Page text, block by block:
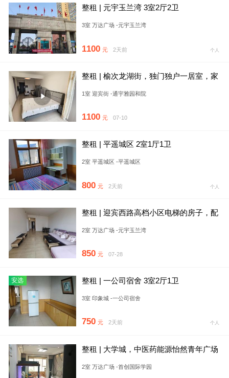
整租 | 元宇玉兰湾 3室2厅2卫
3室 万达广场 -元宇玉兰湾
1100 元 2天前 个人
整租 | 榆次龙湖街，独门独户一居室，家
1室 迎宾街 -通宇雅园和院
1100 元 07-10
整租 | 平遥城区 2室1厅1卫
2室 平遥城区 -平遥城区
800 元 2天前 个人
整租 | 迎宾西路高档小区电梯的房子，配
2室 万达广场 -元宇玉兰湾
850 元 07-28
安选 整租 | 一公司宿舍 3室2厅1卫
3室 印象城 -一公司宿舍
750 元 2天前 个人
整租 | 大学城，中医药能源怡然青年广场
2室 万达广场 -首创国际学园